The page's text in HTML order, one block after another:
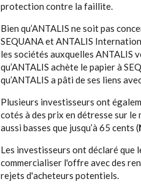
protection contre la faillite.
Bien qu’ANTALIS ne soit pas
SEQUANA et ANTALIS
les sociétés auxquelles ANTALIS
qu’ANTALIS achète le papier à
qu’ANTALIS a pâti de ses liens
Plusieurs investisseurs ont
cotés à des prix en détresse sur le
aussi basses que jusqu’à 65 cents (
Les investisseurs ont déclaré que
commercialiser l'offre avec des
rejets d'acheteurs potentiels.